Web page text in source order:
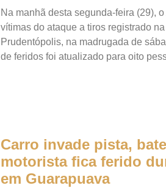
Na manhã desta segunda-feira (29),
vítimas do ataque a tiros registrado
Prudentópolis, na madrugada de
de feridos foi atualizado para oito
Carro invade pista,
motorista fica ferido
em Guarapuava